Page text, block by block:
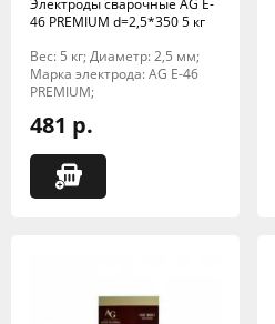
Электроды сварочные AG E-
46 PREMIUM d=2,5*350 5 кг
Вес: 5 кг; Диаметр: 2,5 мм;
Марка электрода: AG E-46
PREMIUM;
481 р.